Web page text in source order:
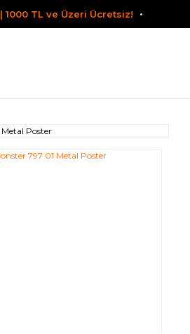
1000 TL ve Üzeri Ücretsiz!